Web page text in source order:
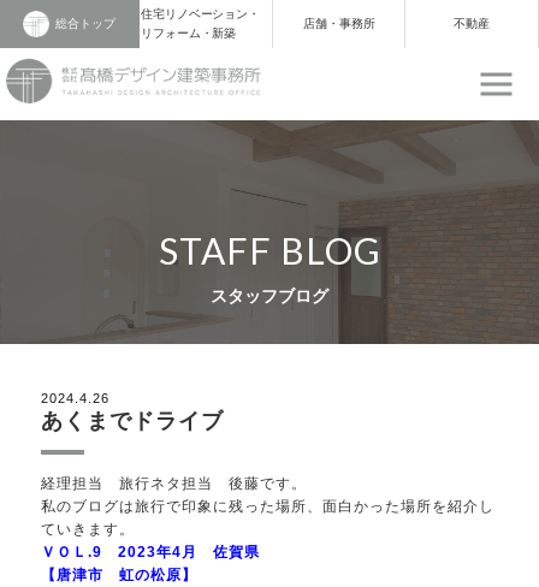
総合トップ
住宅リノベーション・
リフォーム・新築
店舗・事務所 不動産
STAFF BLOG
スタッフブログ
2024.4.26
あくまでドライブ
経理担当 旅行ネタ担当 後藤です。
私のブログは旅行で印象に残った場所、面白かった場所を紹介し
ていきます。
ＶＯＬ.9 2023年4月 佐賀県
【唐津市 虹の松原】